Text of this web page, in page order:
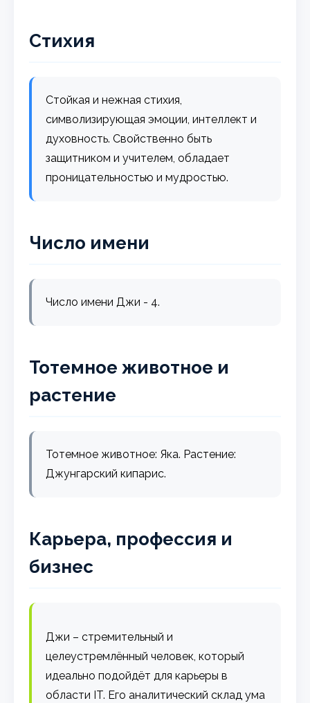
Стихия
Стойкая и нежная стихия,
символизирующая эмоции, интеллект и
духовность. Свойственно быть
защитником и учителем, обладает
проницательностью и мудростью.
Число имени
Число имени Джи - 4.
Тотемное животное и
растение
Тотемное животное: Яка. Растение:
Джунгарский кипарис.
Карьера, профессия и
бизнес
Джи – стремительный и
целеустремлённый человек, который
идеально подойдёт для карьеры в
области IT. Его аналитический склад ума